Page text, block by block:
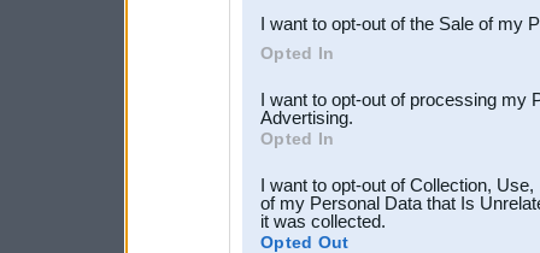
I want to opt-out of the Sale of my
Opted In
I want to opt-out of processing my
Advertising.
Opted In
I want to opt-out of Collection,
of my Personal Data that Is
it was collected.
Opted Out